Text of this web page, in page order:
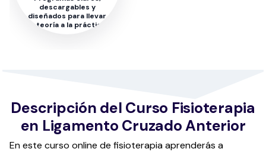
descargables y
diseñados para llevar
la teoría a la práctica
Descripción del Curso Fisioterapia
en Ligamento Cruzado Anterior
En este curso online de fisioterapia aprenderás a